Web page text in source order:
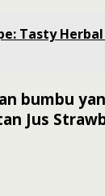
Tasty
bumbu
Jus